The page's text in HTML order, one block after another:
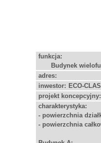
funkcja:
Budynek
ECO-
- powierzchnia
- powierzchnia